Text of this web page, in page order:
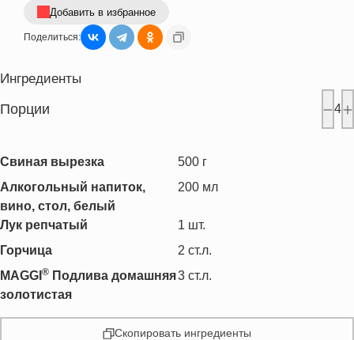
Добавить в избранное
Поделиться:
Ингредиенты
Порции 4
Свиная вырезка 500 г
Алкогольный напиток,
вино, стол, белый
200 мл
Лук репчатый 1 шт.
Горчица
2 ст.л.
MAGGI ® Подлива домашняя
золотистая
3 ст.л.
Скопировать ингредиенты